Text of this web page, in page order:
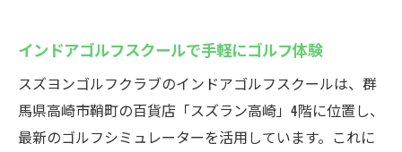
インドアゴルフスクールで手軽にゴルフ体験
スズヨンゴルフクラブのインドアゴルフスクールは、群
馬県高崎市鞘町の百貨店「スズラン高崎」4階に位置し、
最新のゴルフシミュレーターを活用しています。これに